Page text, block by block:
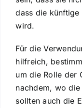
dass die künftige
wird.
Für die
hilfreich,
um die Rolle der
nachdem, wo
sollten auch die